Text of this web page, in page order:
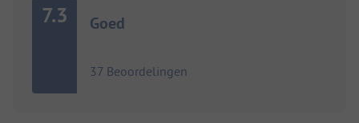
7.3 Goed
37 Beoordelingen